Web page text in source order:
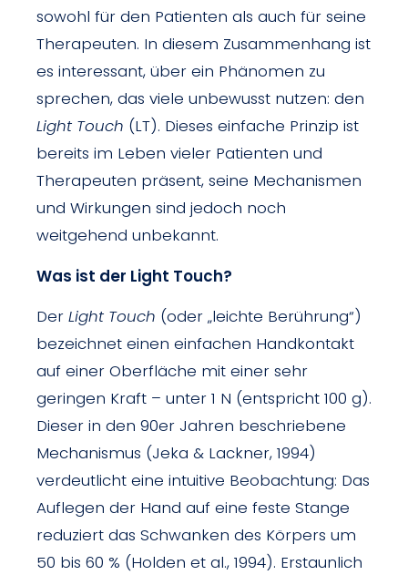
sowohl für den Patienten als auch für seine
Therapeuten. In diesem Zusammenhang ist
es interessant, über ein Phänomen zu
sprechen, das viele unbewusst nutzen: den
Light Touch (LT). Dieses einfache Prinzip ist
bereits im Leben vieler Patienten und
Therapeuten präsent, seine Mechanismen
und Wirkungen sind jedoch noch
weitgehend unbekannt.
Was ist der Light Touch?
Der Light Touch (oder „leichte Berührung“)
bezeichnet einen einfachen Handkontakt
auf einer Oberfläche mit einer sehr
geringen Kraft – unter 1 N (entspricht 100 g).
Dieser in den 90er Jahren beschriebene
Mechanismus (Jeka & Lackner, 1994)
verdeutlicht eine intuitive Beobachtung: Das
Auflegen der Hand auf eine feste Stange
reduziert das Schwanken des Körpers um
50 bis 60 % (Holden et al., 1994). Erstaunlich